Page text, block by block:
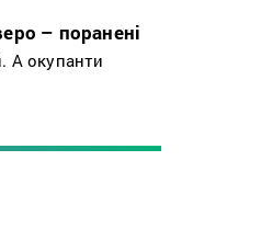
– поранені
А окупанти